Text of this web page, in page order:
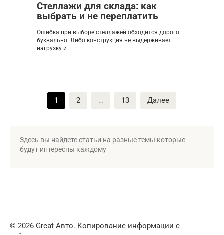
Стеллажи для склада: как
выбрать и не переплатить
Ошибка при выборе стеллажей обходится дорого —
буквально. Либо конструкция не выдерживает
нагрузку и
1 2 … 13 Далее
Здесь вы найдете статьи на разные темы которые
будут интересны каждому
© 2026 Great Авто. Копирование информации с